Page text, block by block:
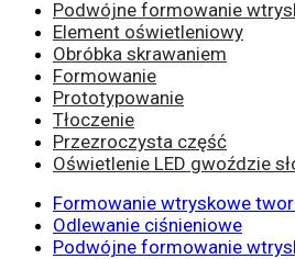
Podwójne formowanie
Element oświetleniowy
Obróbka skrawaniem
Formowanie
Prototypowanie
Tłoczenie
Przezroczysta część
Oświetlenie LED gwoździe
Formowanie wtryskowe
Odlewanie ciśnieniowe
Podwójne formowanie